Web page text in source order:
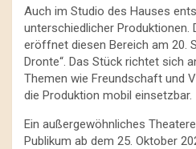
Auch im Studio des Hauses
unterschiedlicher Produktionen.
eröffnet diesen Bereich am 20.
Dronte“. Das Stück richtet sich
Themen wie Freundschaft und
die Produktion mobil einsetzbar.
Ein außergewöhnliches
Publikum ab dem 25. Oktober